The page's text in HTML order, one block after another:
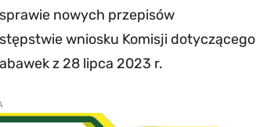
nowych przepisów
wniosku Komisji dotyczącego
z 28 lipca 2023 r.